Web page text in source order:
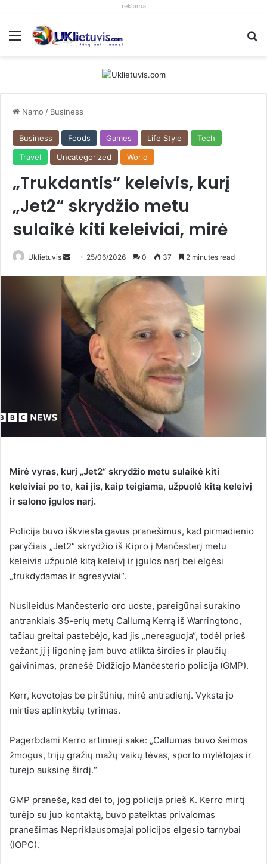
reklama
Meniu
Namo / Business
Business Foods Games Life Style
Tech
Travel
Uncategorized World
„Trukdantis“ keleivis, kurį
„Jet2“ skrydžio metu
sulaikė kiti keleiviai, mirė
Uklietuvis
d
n
a
25/06/2026 0 37 2 minutes read
Mirė vyras, kurį „Jet2“ skrydžio metu sulaikė kiti
keleiviai po to, kai jis, kaip teigiama, užpuolė kitą keleivį
ir salono įgulos narį.
Policija buvo iškviesta gavus pranešimus, kad pirmadienio
paryčiais „Jet2“ skrydžio iš Kipro į Mančesterį metu
keleivis užpuolė kitą keleivį ir įgulos narį bei elgėsi
„trukdydamas ir agresyviai“.
Nusileidus Mančesterio oro uoste, pareigūnai surakino
antrankiais 35-erių metų Callumą Kerrą iš Warringtono,
tačiau greitai pastebėjo, kad jis „nereaguoja“, todėl prieš
vežant jį į ligoninę jam buvo atlikta širdies ir plaučių
gaivinimas, pranešė Didžiojo Mančesterio policija (GMP).
Kerr, kovotojas be pirštinių, mirė antradienį. Vyksta jo
mirties aplinkybių tyrimas.
Pagerbdami Kerro artimieji sakė: „Callumas buvo šeimos
žmogus, trijų gražių mažų vaikų tėvas, sporto mylėtojas ir
turėjo auksinę širdį.“
GMP pranešė, kad dėl to, jog policija prieš K. Kerro mirtį
turėjo su juo kontaktą, buvo pateiktas privalomas
pranešimas Nepriklausomajai policijos elgesio tarnybai
(IOPC).